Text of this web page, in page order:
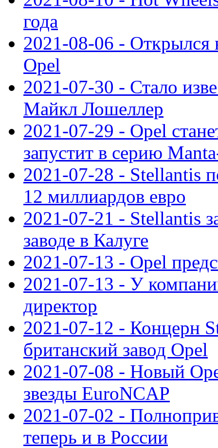
года
2021-08-06 - Открылся
Opel
2021-07-30 - Стало
Майкл Лошеллер
2021-07-29 - Opel
запустит в серию
2021-07-28 - Stellantis
12 миллиардов евро
2021-07-21 - Stellantis
заводе в Калуге
2021-07-13 - Opel
2021-07-13 - У
директор
2021-07-12 - Концерн
британский завод Opel
2021-07-08 - Новый
звезды EuroNCAP
2021-07-02 -
теперь и в России